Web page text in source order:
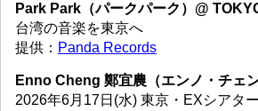
Park Park（パークパーク）@
台湾の音楽を東京へ
提供： Panda Records
Enno Cheng 鄭宜農（エンノ・チェン
2026年6月17日(水) 東京・EXシアタ